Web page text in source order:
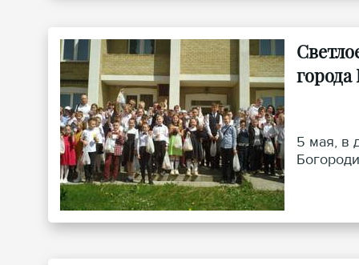
5 мая, в